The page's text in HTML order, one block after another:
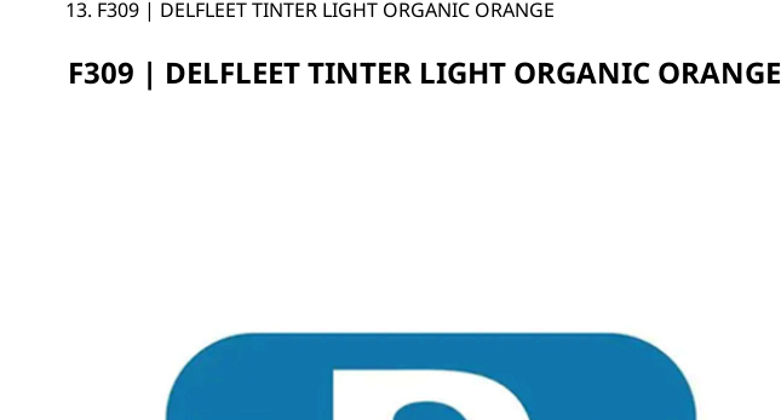
F309 | DELFLEET TINTER LIGHT ORGANIC ORANGE
F309 | DELFLEET TINTER LIGHT ORGANIC ORANGE